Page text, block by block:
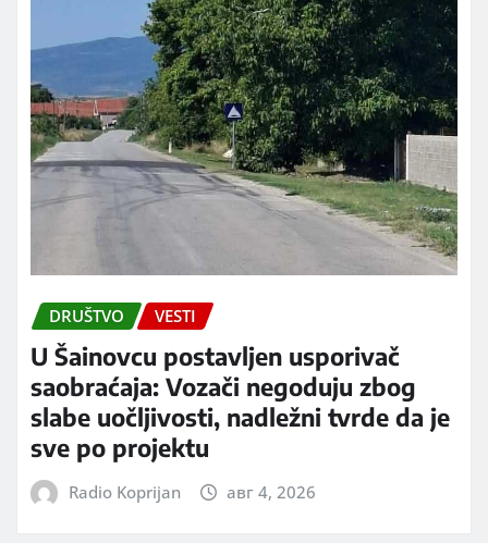
DRUŠTVO VESTI
U Šainovcu postavljen usporivač
saobraćaja: Vozači negoduju zbog
slabe uočljivosti, nadležni tvrde da je
sve po projektu
Radio Koprijan авг 4, 2026